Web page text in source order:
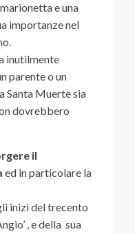
e una
importanze nel
inutilmente
parente o un
Santa Muerte sia
dovrebbero
il
ed in particolare la
inizi del trecento
, e della sua